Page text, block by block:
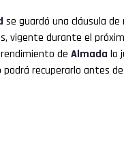
se guardó una cláusula
vigente durante el
de Almada lo
podrá recuperarlo antes